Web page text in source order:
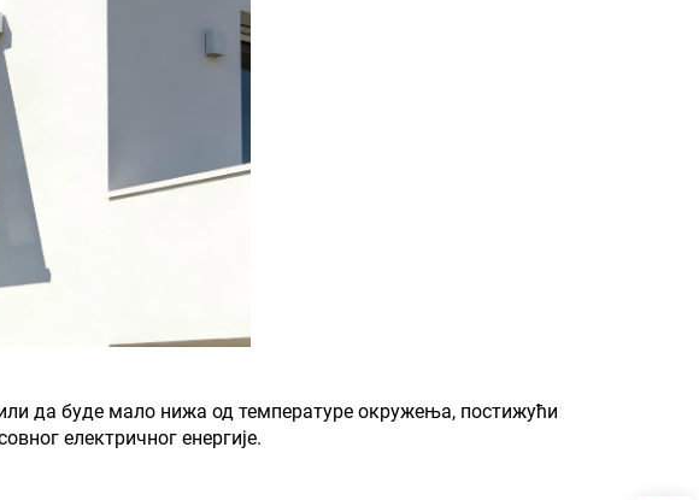
да буде мало нижа од температуре окружења, постижући
електричног енергије.